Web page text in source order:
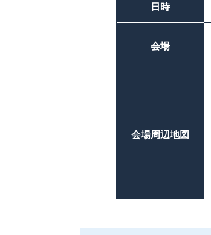
日時
会場
会場周辺地図